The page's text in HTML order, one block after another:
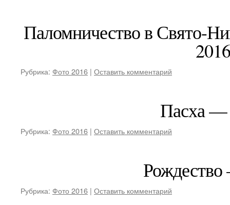
Паломничество в Свято-
2016
Рубрика: Фото 2016 | Оставить комментарий
Пасха —
Рубрика: Фото 2016 | Оставить комментарий
Рубрика: Фото 2016 | Оставить комментарий